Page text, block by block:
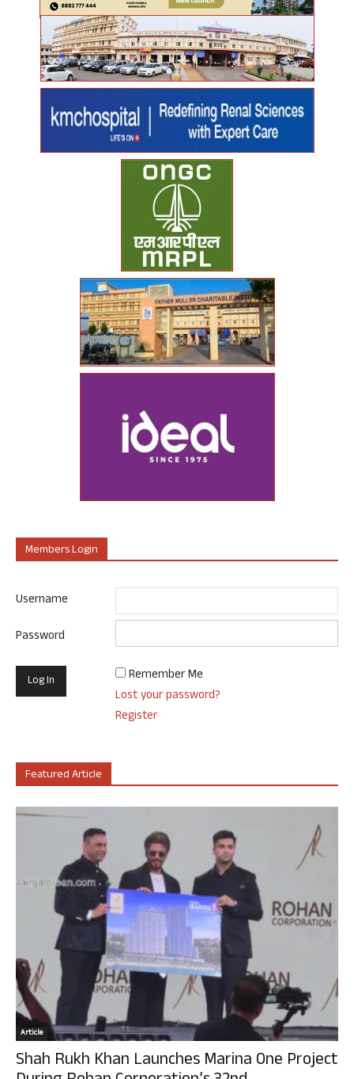
Members Login
Username
Password
Remember Me
Lost your password?
Register
Featured Article
Article
Shah Rukh Khan Launches Marina One Project